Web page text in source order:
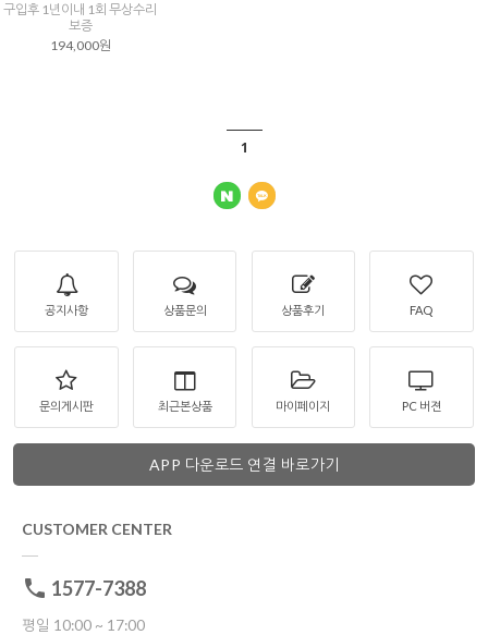
구입후 1년이내 1회 무상수리
보증
194,000원
1
공지사항 상품문의 상품후기 FAQ
문의게시판 최근본상품 마이페이지 PC 버젼
APP 다운로드 연결 바로가기
CUSTOMER CENTER
1577-7388
평일 10:00 ~ 17:00